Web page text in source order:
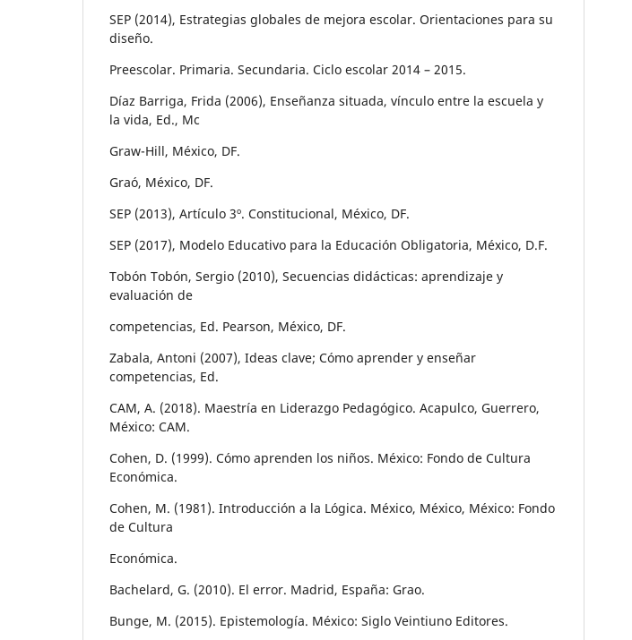
SEP (2014), Estrategias globales de mejora escolar. Orientaciones para su
diseño.
Preescolar. Primaria. Secundaria. Ciclo escolar 2014 – 2015.
Díaz Barriga, Frida (2006), Enseñanza situada, vínculo entre la escuela y
la vida, Ed., Mc
Graw-Hill, México, DF.
Graó, México, DF.
SEP (2013), Artículo 3º. Constitucional, México, DF.
SEP (2017), Modelo Educativo para la Educación Obligatoria, México, D.F.
Tobón Tobón, Sergio (2010), Secuencias didácticas: aprendizaje y
evaluación de
competencias, Ed. Pearson, México, DF.
Zabala, Antoni (2007), Ideas clave; Cómo aprender y enseñar
competencias, Ed.
CAM, A. (2018). Maestría en Liderazgo Pedagógico. Acapulco, Guerrero,
México: CAM.
Cohen, D. (1999). Cómo aprenden los niños. México: Fondo de Cultura
Económica.
Cohen, M. (1981). Introducción a la Lógica. México, México, México: Fondo
de Cultura
Económica.
Bachelard, G. (2010). El error. Madrid, España: Grao.
Bunge, M. (2015). Epistemología. México: Siglo Veintiuno Editores.